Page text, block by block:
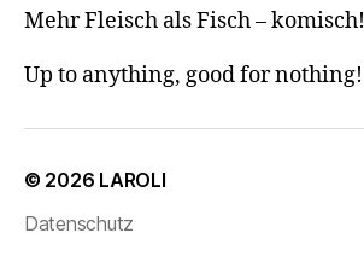
Mehr Fleisch als Fisch – komisch!
Up to anything, good for nothing!
© 2026 LAROLI
Datenschutz